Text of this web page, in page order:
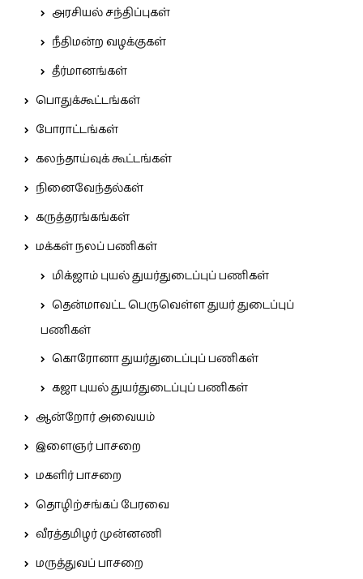
அரசியல் சந்திப்புகள்
நீதிமன்ற வழக்குகள்
தீர்மானங்கள்
பொதுக்கூட்டங்கள்
போராட்டங்கள்
கலந்தாய்வுக் கூட்டங்கள்
நினைவேந்தல்கள்
கருத்தரங்கங்கள்
மக்கள் நலப் பணிகள்
மிக்ஜாம் புயல் துயர்துடைப்புப் பணிகள்
தென்மாவட்ட பெருவெள்ள துயர் துடைப்புப்
பணிகள்
கொரோனா துயர்துடைப்புப் பணிகள்
கஜா புயல் துயர்துடைப்புப் பணிகள்
ஆன்றோர் அவையம்
இளைஞர் பாசறை
மகளிர் பாசறை
தொழிற்சங்கப் பேரவை
வீரத்தமிழர் முன்னணி
மருத்துவப் பாசறை